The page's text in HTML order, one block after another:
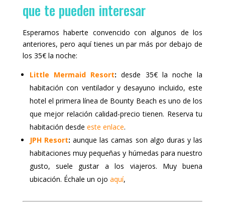
que te pueden interesar
Esperamos haberte convencido con algunos de los
anteriores, pero aquí tienes un par más por debajo de
los 35€ la noche:
Little Mermaid Resort: desde 35€ la noche la
habitación con ventilador y desayuno incluido, este
hotel el primera línea de Bounty Beach es uno de los
que mejor relación calidad-precio tienen. Reserva tu
habitación desde este enlace.
JPH Resort: aunque las camas son algo duras y las
habitaciones muy pequeñas y húmedas para nuestro
gusto, suele gustar a los viajeros. Muy buena
ubicación. Échale un ojo aquí,